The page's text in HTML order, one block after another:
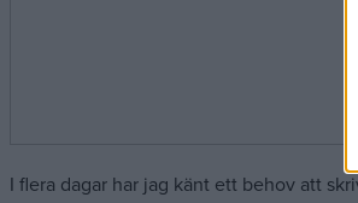
I flera dagar har jag känt ett behov att